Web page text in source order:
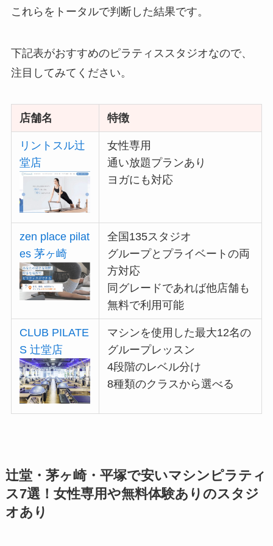
これらをトータルで判断した結果です。
下記表がおすすめのピラティススタジオなので、
注目してみてください。
店舗名 特徴
リントスル辻
堂店
女性専用
通い放題プランあり
ヨガにも対応
zen place pilat
es 茅ヶ崎
全国135スタジオ
グループとプライベートの両
方対応
同グレードであれば他店舗も
無料で利用可能
CLUB PILATE
S 辻堂店
マシンを使用した最大12名の
グループレッスン
4段階のレベル分け
8種類のクラスから選べる
辻堂・茅ヶ崎・平塚で安いマシンピラティ
ス7選！女性専用や無料体験ありのスタジ
オあり